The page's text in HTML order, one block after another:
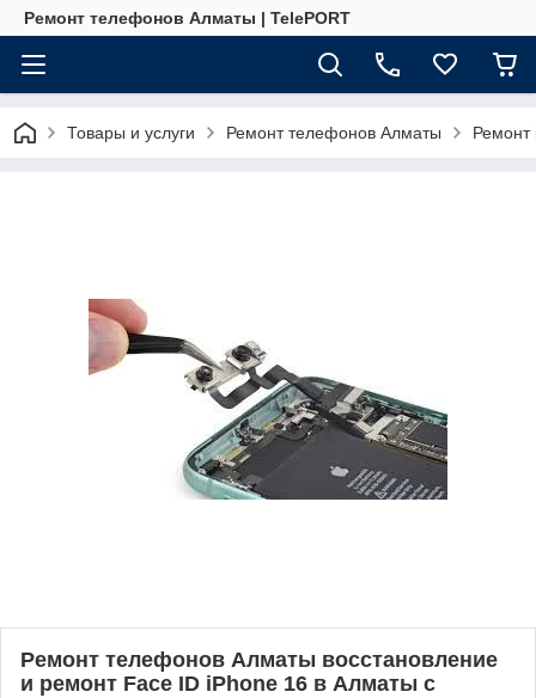
Ремонт телефонов Алматы | TelePORT
Товары и услуги Ремонт телефонов Алматы Ремонт
Ремонт телефонов Алматы восстановление
и ремонт Face ID iPhone 16 в Алматы с